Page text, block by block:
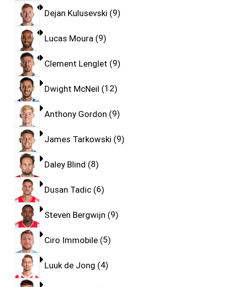
Dejan Kulusevski 9
Lucas Moura 9
Clement Lenglet 9
Dwight McNeil 12
Anthony Gordon 9
James Tarkowski 9
Daley Blind 8
Dusan Tadic 6
Steven Bergwijn 9
Ciro Immobile 5
Luuk de Jong 4